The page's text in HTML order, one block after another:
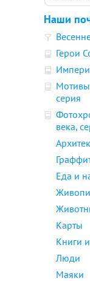
Наши
Герои
Мотивы
серия
века,
Еда и
Карты
Книги
Люди
Маяки